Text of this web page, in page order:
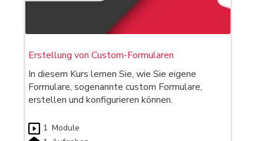
Erstellung von Custom-Formularen
In diesem Kurs lernen Sie, wie Sie eigene
Formulare, sogenannte custom Formulare,
erstellen und konfigurieren können.
1 Module